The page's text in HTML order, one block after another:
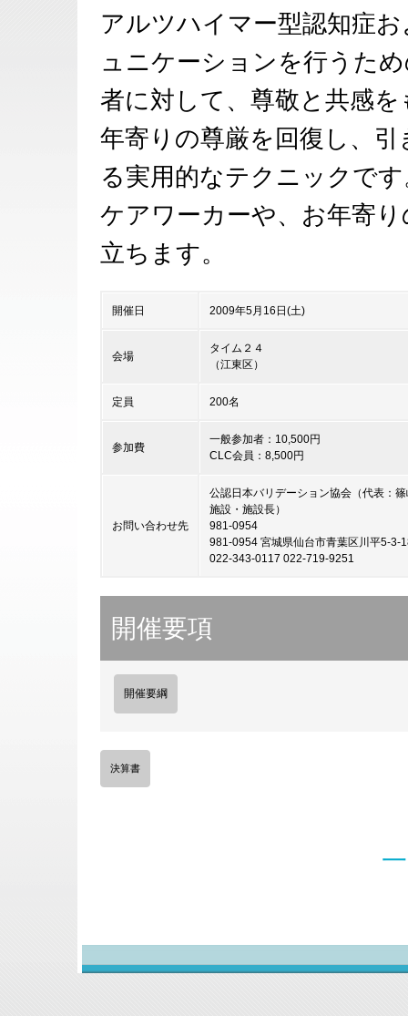
アルツハイマー型認知症
ュニケーションを行うた
者に対して、尊敬と共感
年寄りの尊厳を回復し、
る実用的なテクニックで
ケアワーカーや、お年寄
立ちます。
開催日 2009年5月16日(土)
会場
タイム２４
（江東区）
定員 200名
参加費
一般参加者：10,500円
CLC会員：8,500円
お問い合わせ先
公認日本バリデーション協会（代表：
施設・施設長）
981-0954
981-0954 宮城県仙台市青葉区川平5-3-
022-343-0117 022-719-9251
開催要項
開催要綱
決算書